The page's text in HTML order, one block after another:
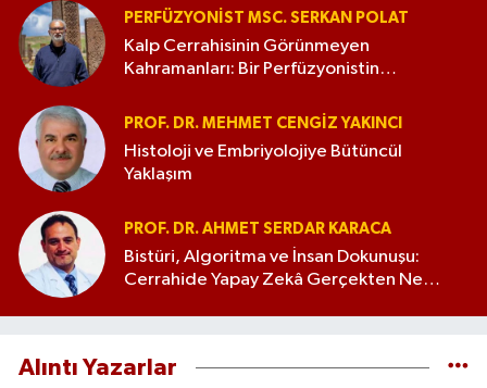
PERFÜZYONIST MSC. SERKAN POLAT
Kalp Cerrahisinin Görünmeyen
Kahramanları: Bir Perfüzyonistin
PROF. DR. MEHMET CENGIZ YAKINCI
Histoloji ve Embriyolojiye Bütüncül
Yaklaşım
PROF. DR. AHMET SERDAR KARACA
Bistüri, Algoritma ve İnsan Dokunuşu:
Cerrahide Yapay Zekâ Gerçekten Ne
Alıntı Yazarlar